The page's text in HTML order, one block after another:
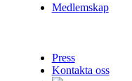
Medlemskap
Press
Kontakta oss